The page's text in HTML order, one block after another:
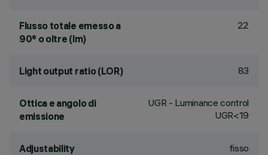
Flusso totale emesso a
90° o oltre (lm)
22
Light output ratio (LOR) 83
Ottica e angolo di
emissione
UGR - Luminance control
UGR<19
Adjustability fisso